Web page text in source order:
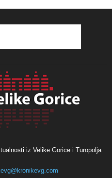
iz Velike Gorice i Turopolja